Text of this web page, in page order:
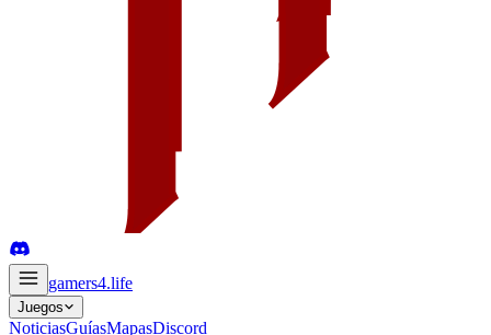
gamers4.life
Juegos
NoticiasGuíasMapasDiscord